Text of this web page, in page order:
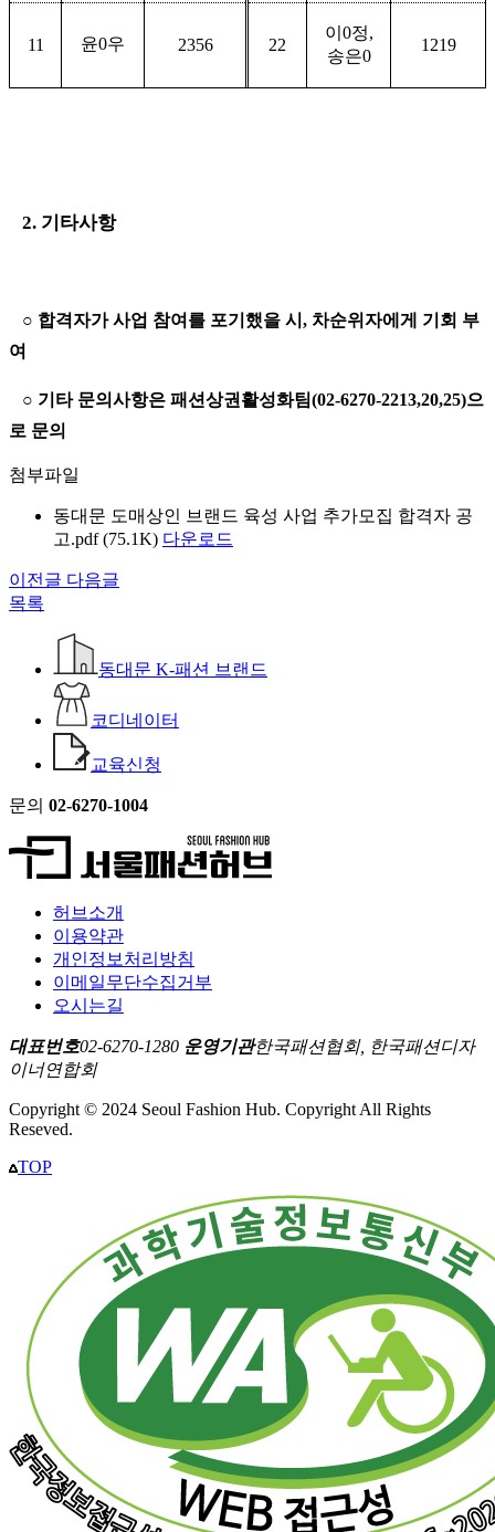
11 윤0우 2356 22
이 0정,
송은0
1219
2. 기타사항
○ 합격자가 사업 참여를 포기했을 시 , 차순위자에게 기회 부
여
○ 기타 문의사항은 패션상권활성화팀(02-6270-2213,20,25)으
로 문의
첨부파일
동대문 도매상인 브랜드 육성 사업 추가모집 합격자 공
고.pdf (75.1K) 다운로드
이전글 다음글
목록
동대문 K-패션 브랜드
코디네이터
교육신청
문의 02-6270-1004
허브소개
이용약관
개인정보처리방침
이메일무단수집거부
오시는길
대표번호02-6270-1280 운영기관한국패션협회, 한국패션디자
이너연합회
Copyright © 2024 Seoul Fashion Hub. Copyright All Rights
Reseved.
TOP